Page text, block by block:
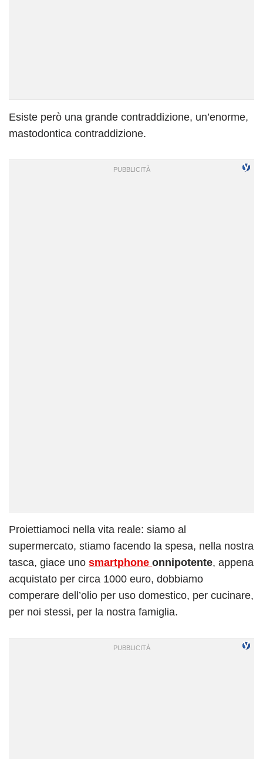
Esiste però una grande contraddizione, un’enorme,
mastodontica contraddizione.
Proiettiamoci nella vita reale: siamo al
supermercato, stiamo facendo la spesa, nella nostra
tasca, giace uno smartphone onnipotente, appena
acquistato per circa 1000 euro, dobbiamo
comperare dell’olio per uso domestico, per cucinare,
per noi stessi, per la nostra famiglia.